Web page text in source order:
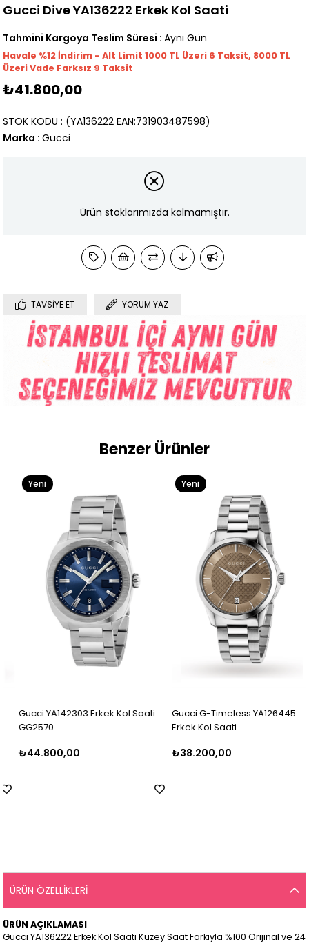
Gucci Dive YA136222 Erkek Kol Saati
Tahmini Kargoya Teslim Süresi : Aynı Gün
Havale %12 İndirim - Alt Limit 1000 TL Üzeri 6 Taksit, 8000 TL
Üzeri Vade Farksız 9 Taksit
₺41.800,00
(YA136222 EAN:731903487598)
STOK KODU
Marka : Gucci
Ürün stoklarımızda kalmamıştır.
TAVSIYE ET YORUM YAZ
Benzer Ürünler
Gucci YA142303 Erkek Kol Saati
GG2570
₺44.800,00
Yeni
Gucci G-Timeless YA126445
Erkek Kol Saati
₺38.200,00
Yeni
ÜRÜN ÖZELLIKLERI
ÜRÜN AÇIKLAMASI
Gucci YA136222 Erkek Kol Saati Kuzey Saat Farkıyla %100 Orijinal ve 24